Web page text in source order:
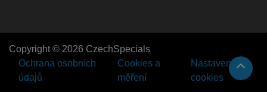
Copyright © 2026 CzechSpecials
Ochrana osobních
údajů
Cookies a
měření
Nastavení
cookies